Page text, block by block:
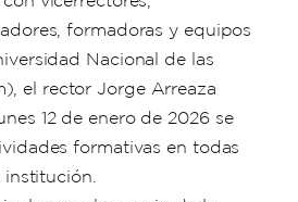
formadoras y equipos
Nacional de las
el rector Jorge Arreaza
12 de enero de 2026 se
formativas en todas